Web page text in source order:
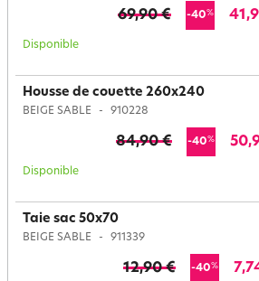
69,90 € -40%
Disponible
Housse de couette 260x240
BEIGE SABLE 910228
84,90 € -40%
Disponible
Taie sac 50x70
BEIGE SABLE 911339
12,90 € -40%